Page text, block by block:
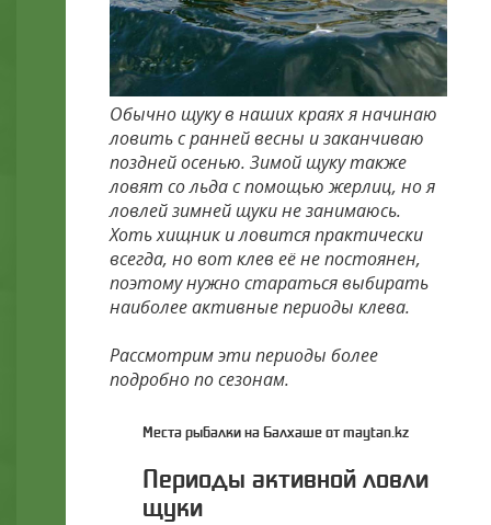
Обычно щуку в наших краях я начинаю
ловить с ранней весны и заканчиваю
поздней осенью. Зимой щуку также
ловят со льда с помощью жерлиц, но я
ловлей зимней щуки не занимаюсь.
Хоть хищник и ловится практически
всегда, но вот клев её не постоянен,
поэтому нужно стараться выбирать
наиболее активные периоды клева.
Рассмотрим эти периоды более
подробно по сезонам.
Места рыбалки на Балхаше от maytan.kz
Периоды активной ловли
щуки